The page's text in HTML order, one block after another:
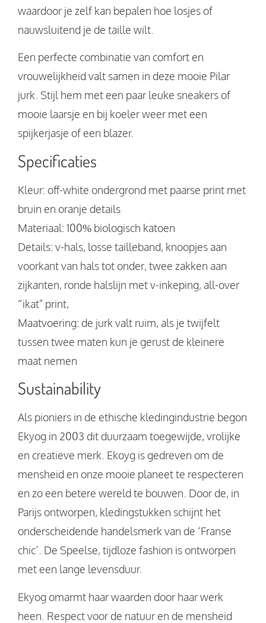
waardoor je zelf kan bepalen hoe losjes of
nauwsluitend je de taille wilt.
Een perfecte combinatie van comfort en
vrouwelijkheid valt samen in deze mooie Pilar
jurk. Stijl hem met een paar leuke sneakers of
mooie laarsje en bij koeler weer met een
spijkerjasje of een blazer.
Specificaties
Kleur: off-white ondergrond met paarse print met
bruin en oranje details
Materiaal: 100% biologisch katoen
Details: v-hals, losse tailleband, knoopjes aan
voorkant van hals tot onder, twee zakken aan
zijkanten, ronde halslijn met v-inkeping, all-over
“ikat” print,
Maatvoering: de jurk valt ruim, als je twijfelt
tussen twee maten kun je gerust de kleinere
maat nemen
Sustainability
Als pioniers in de ethische kledingindustrie begon
Ekyog in 2003 dit duurzaam toegewijde, vrolijke
en creatieve merk. Ekoyg is gedreven om de
mensheid en onze mooie planeet te respecteren
en zo een betere wereld te bouwen. Door de, in
Parijs ontworpen, kledingstukken schijnt het
onderscheidende handelsmerk van de ‘Franse
chic’. De Speelse, tijdloze fashion is ontworpen
met een lange levensduur.
Ekyog omarmt haar waarden door haar werk
heen. Respect voor de natuur en de mensheid